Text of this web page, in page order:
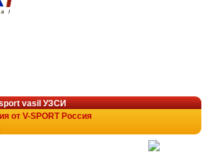
vasil УЗСИ
от V-SPORT Россия